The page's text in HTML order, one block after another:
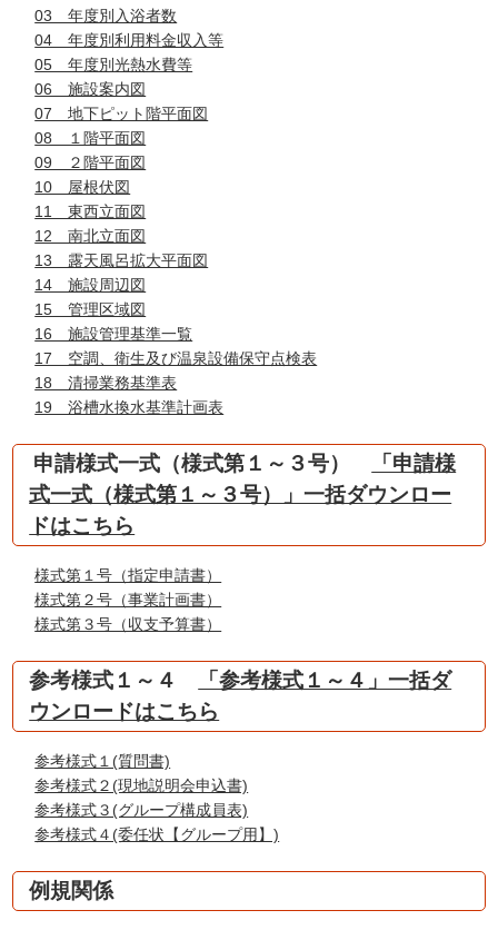
03 年度別入浴者数
04 年度別利用料金収入等
05 年度別光熱水費等
06 施設案内図
07 地下ピット階平面図
08 １階平面図
09 ２階平面図
10 屋根伏図
11 東西立面図
12 南北立面図
13 露天風呂拡大平面図
14 施設周辺図
15 管理区域図
16 施設管理基準一覧
17 空調、衛生及び温泉設備保守点検表
18 清掃業務基準表
19 浴槽水換水基準計画表
申請様式一式（様式第１～３号）
「申請様
式一式（様式第１～３号）」一括ダウンロー
ドはこちら
様式第１号（指定申請書）
様式第２号（事業計画書）
様式第３号（収支予算書）
参考様式１～４
「参考様式１～４」一括ダ
ウンロードはこちら
参考様式１(質問書)
参考様式２(現地説明会申込書)
参考様式３(グループ構成員表)
参考様式４(委任状【グループ用】)
例規関係